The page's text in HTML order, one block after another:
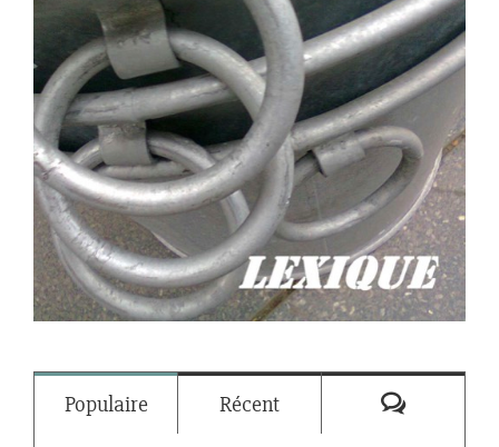
Populaire Récent